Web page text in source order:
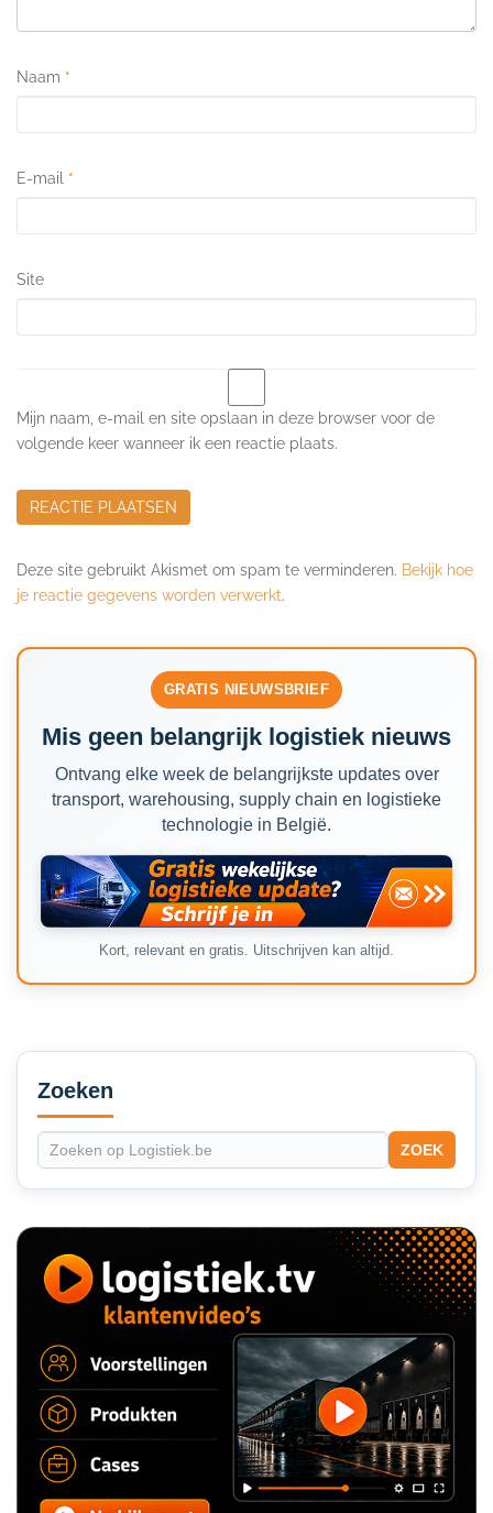
Naam *
E-mail *
Site
Mijn naam, e-mail en site opslaan in deze browser voor de
volgende keer wanneer ik een reactie plaats.
Deze site gebruikt Akismet om spam te verminderen. Bekijk hoe
je reactie gegevens worden verwerkt.
GRATIS NIEUWSBRIEF
Mis geen belangrijk logistiek nieuws
Ontvang elke week de belangrijkste updates over
transport, warehousing, supply chain en logistieke
technologie in België.
Kort, relevant en gratis. Uitschrijven kan altijd.
Secondary
Sidebar
Zoeken
ZOEK